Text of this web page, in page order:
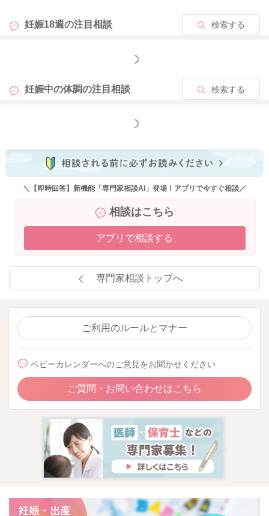
妊娠18週の注目相談 検索する
もっと見る
妊娠中の体調の注目相談 検索する
もっと見る
＼【即時回答】新機能「専門家相談AI」登場！アプリで今すぐ相談／
相談はこちら
アプリで相談する
専門家相談トップへ
ご利用のルールとマナー
ベビーカレンダーへのご意見をお聞かせください
ご質問・お問い合わせはこちら